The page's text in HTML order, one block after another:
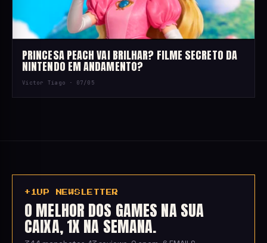
PRINCESA PEACH VAI BRILHAR? FILME SECRETO DA
NINTENDO EM ANDAMENTO?
Victor Tiago · 07/05
+1UP NEWSLETTER
O MELHOR DOS GAMES NA SUA
CAIXA, 1X NA SEMANA.